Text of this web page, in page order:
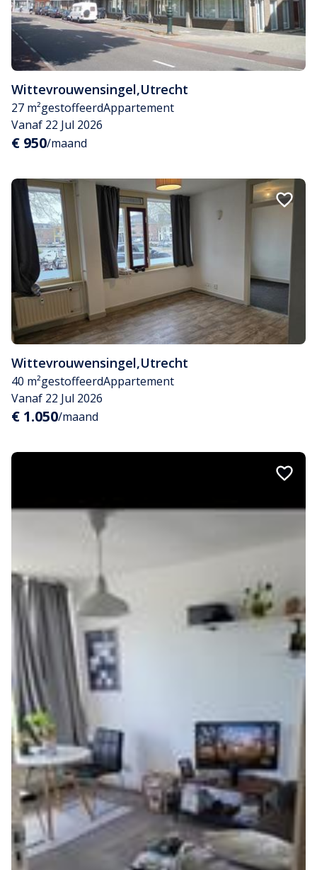
Wittevrouwensingel,Utrecht
27 m²gestoffeerdAppartement
Vanaf 22 Jul 2026
€ 950/maand
Wittevrouwensingel,Utrecht
40 m²gestoffeerdAppartement
Vanaf 22 Jul 2026
€ 1.050/maand